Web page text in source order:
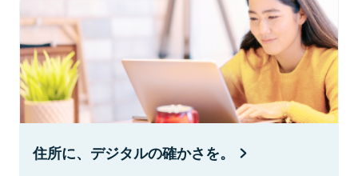
住所に、デジタルの確かさを。